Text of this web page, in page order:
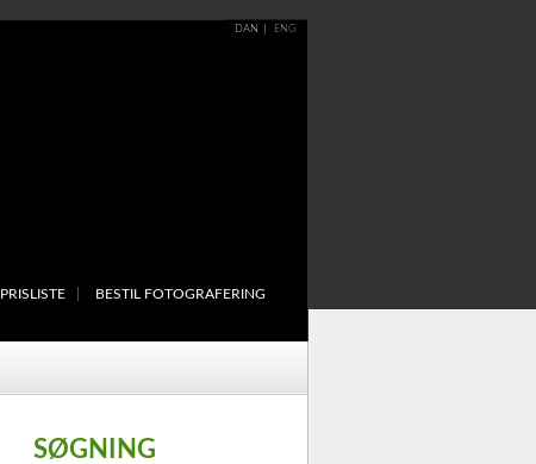
DAN ENG
PRISLISTE BESTIL FOTOGRAFERING
SØGNING